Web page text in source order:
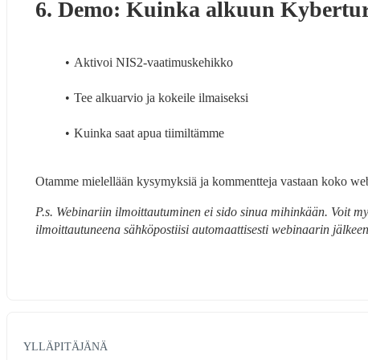
6. Demo: Kuinka alkuun
Aktivoi NIS2-vaatimuskehikko
Tee alkuarvio ja kokeile ilmaiseksi
Kuinka saat apua tiimiltämme
Otamme mielellään kysymyksiä ja kommentteja vastaan koko
P.s. Webinariin ilmoittautuminen ei sido sinua mihinkään. Voit
ilmoittautuneena sähköpostiisi automaattisesti webinaarin
YLLÄPITÄJÄNÄ